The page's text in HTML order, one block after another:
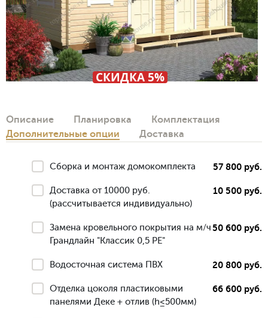
СКИДКА 5%
Описание Планировка
Комплектация
Дополнительные опции
Доставка
Сборка и монтаж домокомплекта 57 800 руб.
Доставка от 10000 руб.
(рассчитывается индивидуально)
10 500 руб.
Замена кровельного покрытия на м/ч
Грандлайн "Классик 0,5 РЕ"
50 600 руб.
Водосточная система ПВХ 20 800 руб.
Отделка цоколя пластиковыми
панелями Деке + отлив (h≤500мм)
66 600 руб.